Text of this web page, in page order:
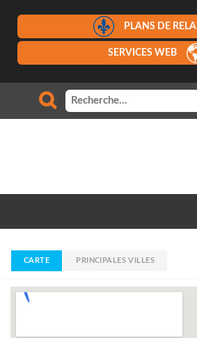
PLANS DE
SERVICES WEB
CARTE PRINCIPALES VILLES